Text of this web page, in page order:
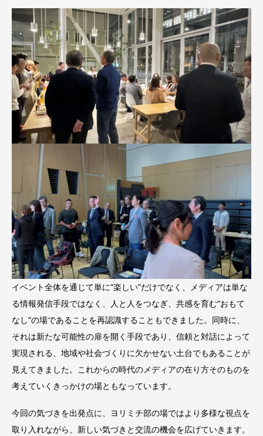
イベント全体を通じて単に“楽しい”だけでなく、メディアは単な
る情報発信手段ではなく、人と人をつなぎ、共感を育む“おもて
なし”の場であることを再認識することもできました。同時に、
それは新たな可能性の扉を開く手段であり、信頼と対話によって
実現される、地域や社会づくりに欠かせない土台でもあることが
見えてきました。これからの時代のメディアの在り方そのものを
考えていくきっかけの場ともなっています。
今回の気づきを出発点に、ヨリミチ部の場ではより多様な視点を
取り入れながら、新しい気づきと交流の機会を広げていきます。